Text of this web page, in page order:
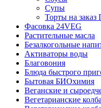
Супы
Торты на
Фасовка 24VEG
Растительные масла
Безалкогольные
Активаторы воды
Благовония
Блюда быстрого
Бытовая БИОхимия
Веганские и
Вегетарианские